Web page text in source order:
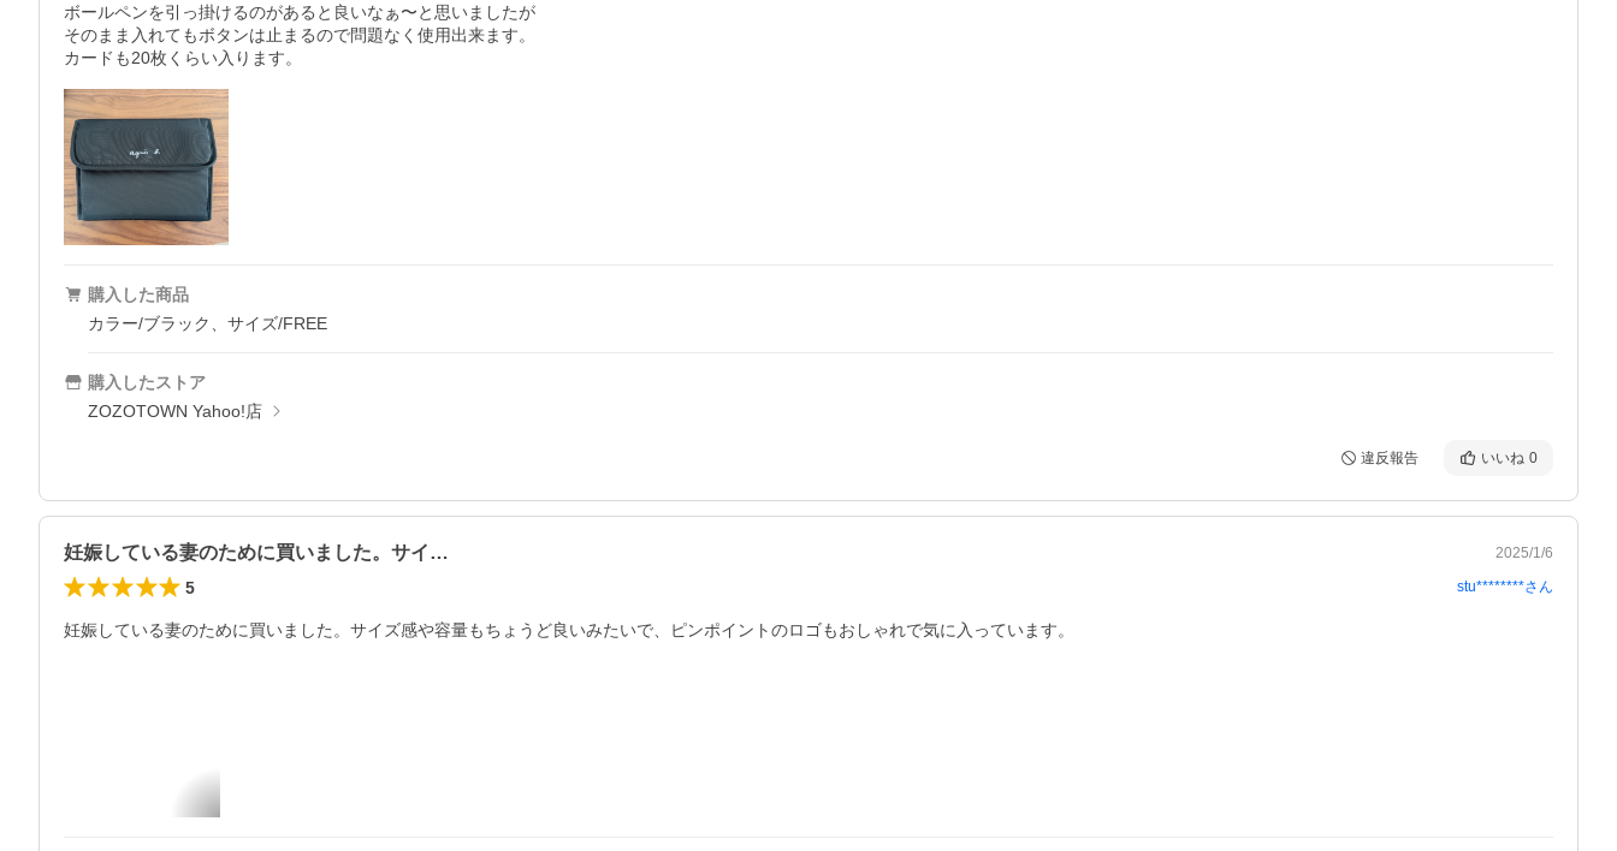
ボールペンを引っ掛けるのがあると良いなぁ〜と思いましたが
そのまま入れてもボタンは止まるので問題なく使用出来ます。
カードも20枚くらい入ります。
購入した商品
カラー/ブラック、サイズ/FREE
購入したストア
ZOZOTOWN Yahoo!店
違反報告 いいね 0
妊娠している妻のために買いました。サイ… 2025/1/6
5 stu********さん
妊娠している妻のために買いました。サイズ感や容量もちょうど良いみたいで、ピンポイントのロゴもおしゃれで気に入っています。